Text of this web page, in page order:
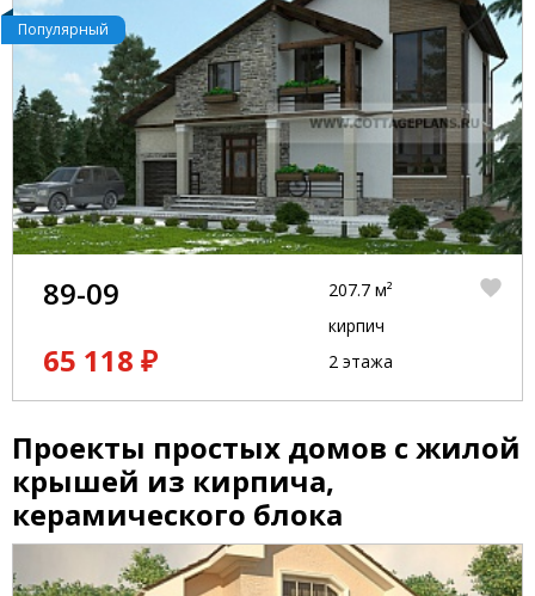
Популярный
89-09
65 118 ₽
207.7 м²
кирпич
2 этажа
Проекты простых домов с жилой
крышей из кирпича,
керамического блока